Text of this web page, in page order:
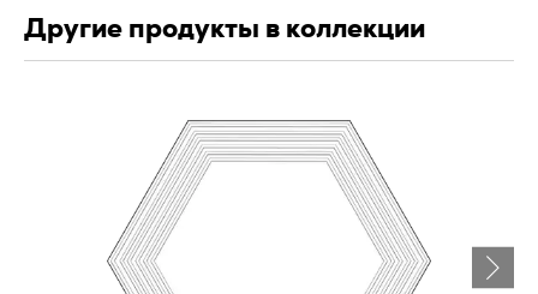
Другие продукты в коллекции